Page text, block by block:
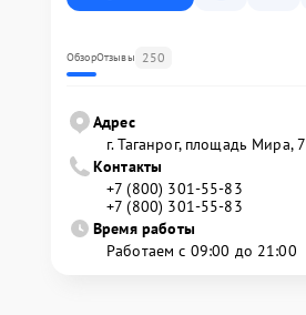
ОбзорОтзывы 250
Адрес
г. Таганрог, площадь Мира, 7
Контакты
+7 (800) 301-55-83
+7 (800) 301-55-83
Время работы
Работаем с 09:00 до 21:00